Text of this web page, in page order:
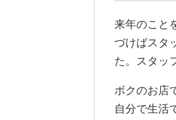
来年のこと
づけばスタ
た。スタッ
ボクのお店
自分で生活